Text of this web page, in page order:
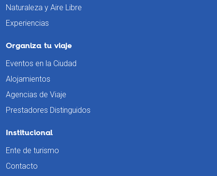
Naturaleza y Aire Libre
Experiencias
Organiza tu viaje
Eventos en la Ciudad
Alojamientos
Agencias de Viaje
Prestadores Distinguidos
Institucional
Ente de turismo
Contacto